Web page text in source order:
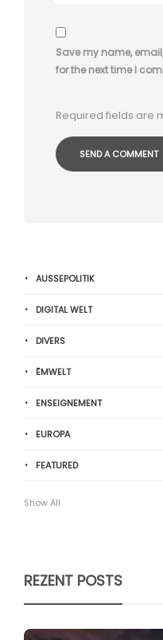
Save my name,
for the next time I
Required fields are
AUSSEPOLITIK
DIGITAL WELT
DIVERS
ËMWELT
ENSEIGNEMENT
EUROPA
FEATURED
Show All
REZENT POSTS